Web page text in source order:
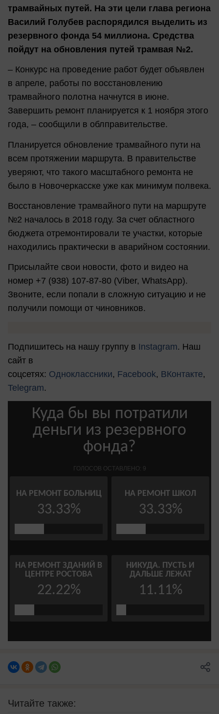
трамвайных путей. На эти цели глава региона
Василий Голубев распорядился выделить из
резервного фонда 54 миллиона. Средства
пойдут на обновления путей трамвая №2.
– Конкурс на проведение работ будет объявлен
в апреле, работы по восстановлению
трамвайного полотна начнутся в июне.
Завершить ремонт планируется к 1 ноября этого
года, – сообщили в облправительстве.
Планируется обновление трамвайного пути на
всем протяжении маршрута. В правительстве
уверяют, что такого масштабного ремонта не
было в Новочеркасске уже как минимум полвека.
Восстановление трамвайного пути на маршруте
№2 началось в 2018 году. За счет областного
бюджета отремонтировали те участки, которые
находились практически в аварийном состоянии.
Присылайте свои новости, фото и видео на
номер +7 (938) 107-87-80 (Viber, WhatsApp).
Звоните, если попали в сложную ситуацию и не
получили помощи от чиновников.
Подпишитесь на нашу группу в Instagram. Наш
сайт в
соцсетях: Одноклассники, Facebook, ВКонтакте,
Telegram.
Читайте также: